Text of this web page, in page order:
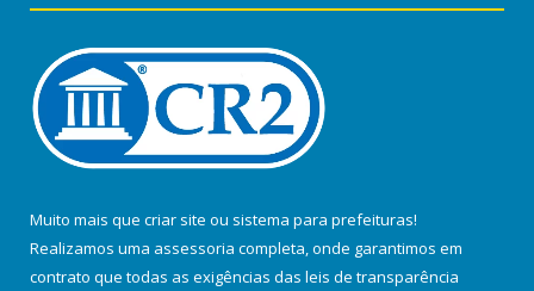
Muito mais que criar site ou sistema para prefeituras!
Realizamos uma assessoria completa, onde garantimos em
contrato que todas as exigências das leis de transparência